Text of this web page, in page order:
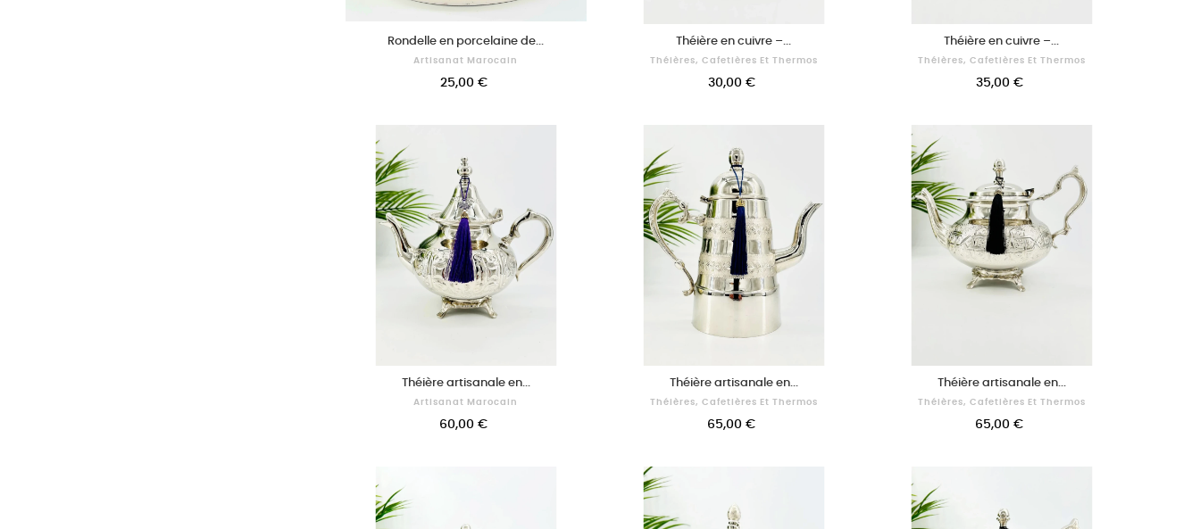
Rondelle en porcelaine de...
Artisanat Marocain
25,00 €
Théière en cuivre –...
Théières, Cafetières Et Thermos
30,00 €
Théière en cuivre –...
Théières, Cafetières Et Thermos
35,00 €
Théière artisanale en...
Artisanat Marocain
60,00 €
Théière artisanale en...
Théières, Cafetières Et Thermos
65,00 €
Théière artisanale en...
Théières, Cafetières Et Thermos
65,00 €